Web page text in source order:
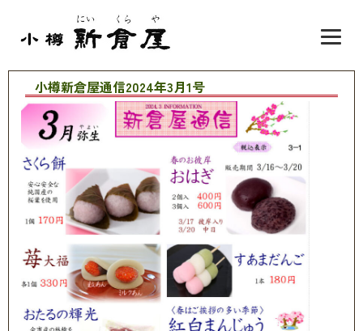
小樽新倉屋通信2024年3月1号